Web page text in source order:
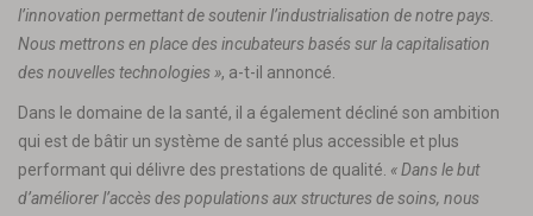
l’innovation permettant de soutenir l’industrialisation de notre pays.
Nous mettrons en place des incubateurs basés sur la capitalisation
des nouvelles technologies », a-t-il annoncé.
Dans le domaine de la santé, il a également décliné son ambition
qui est de bâtir un système de santé plus accessible et plus
performant qui délivre des prestations de qualité. « Dans le but
d’améliorer l’accès des populations aux structures de soins, nous